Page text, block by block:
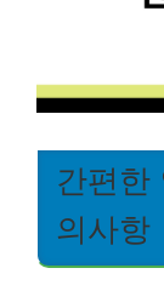
간편한
의사항